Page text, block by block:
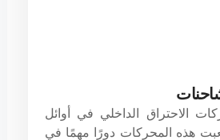
الاحتراق الداخلي في أوائل
هذه المحركات دورًا مهمًا في